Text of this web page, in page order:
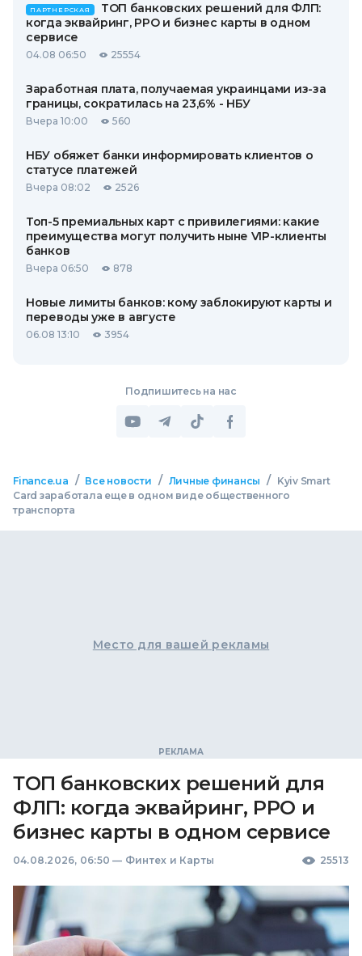
ПАРТНЕРСКАЯ
ТОП банковских решений для ФЛП:
когда эквайринг, РРО и бизнес карты в одном
сервисе
04.08 06:50 25554
Заработная плата, получаемая украинцами из-за
границы, сократилась на 23,6% - НБУ
Вчера 10:00 560
НБУ обяжет банки информировать клиентов о
статусе платежей
Вчера 08:02 2526
Топ-5 премиальных карт с привилегиями: какие
преимущества могут получить ныне VIP-клиенты
банков
Вчера 06:50 878
Новые лимиты банков: кому заблокируют карты и
переводы уже в августе
06.08 13:10 3954
Подпишитесь на нас
Finance.ua / Все новости / Личные финансы /
Kyiv Smart
Card заработала еще в одном виде общественного
транспорта
Место для вашей рекламы
ТОП банковских решений для
ФЛП: когда эквайринг, РРО и
бизнес карты в одном сервисе
04.08.2026, 06:50 — Финтех и Карты 25513